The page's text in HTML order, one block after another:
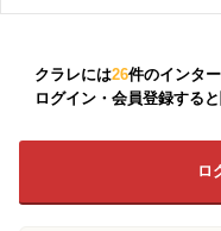
クラレには26件のインタ
ログイン・会員登録すると
ロ